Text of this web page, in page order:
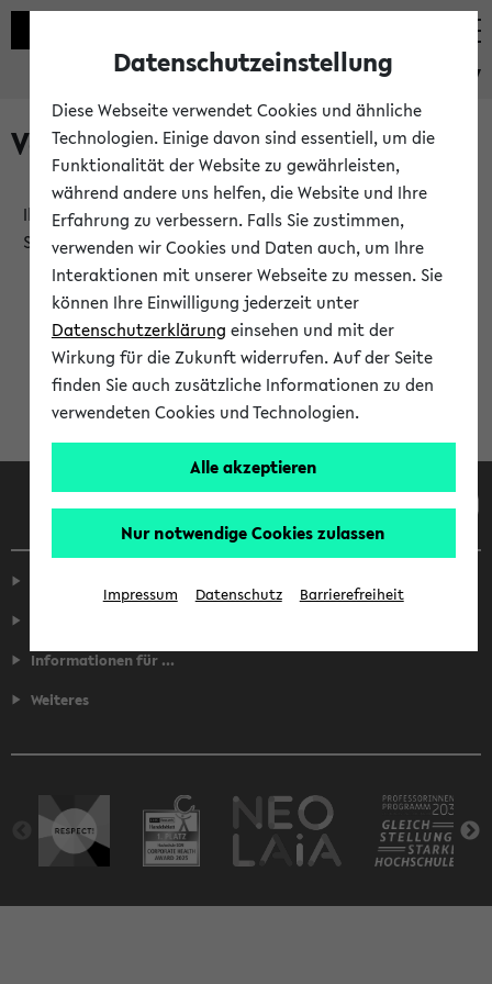
eKVV
Verlauf
Ihr Verlauf ist leer. Er wird sich im Verlauf Ihrer eKVV
Sitzung füllen.
Informationen für ...
Weiteres
Datenschutzeinstellung
Diese Webseite verwendet Cookies und ähnliche
Technologien. Einige davon sind essentiell, um die
Funktionalität der Website zu gewährleisten,
während andere uns helfen, die Website und Ihre
Erfahrung zu verbessern. Falls Sie zustimmen,
verwenden wir Cookies und Daten auch, um Ihre
Interaktionen mit unserer Webseite zu messen. Sie
können Ihre Einwilligung jederzeit unter
Datenschutzerklärung einsehen und mit der
Wirkung für die Zukunft widerrufen. Auf der Seite
finden Sie auch zusätzliche Informationen zu den
verwendeten Cookies und Technologien.
Alle akzeptieren
Nur notwendige Cookies zulassen
Impressum Datenschutz Barrierefreiheit